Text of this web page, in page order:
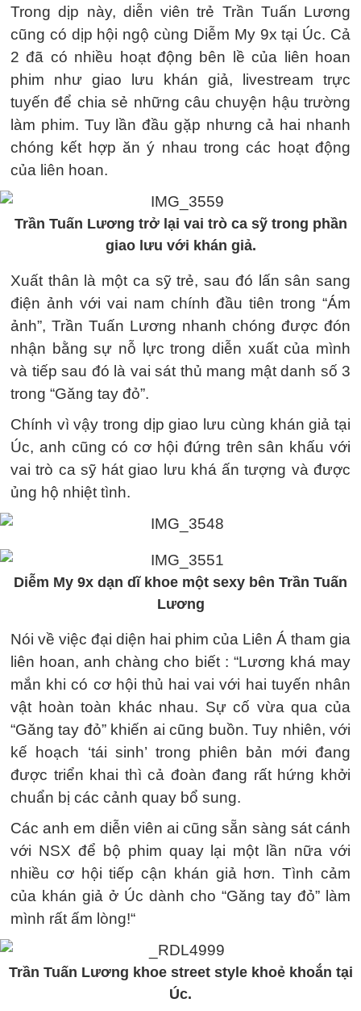
Trong dịp này, diễn viên trẻ Trần Tuấn Lương
cũng có dịp hội ngộ cùng Diễm My 9x tại Úc. Cả
2 đã có nhiều hoạt động bên lề của liên hoan
phim như giao lưu khán giả, livestream trực
tuyến để chia sẻ những câu chuyện hậu trường
làm phim. Tuy lần đầu gặp nhưng cả hai nhanh
chóng kết hợp ăn ý nhau trong các hoạt động
của liên hoan.
Trần Tuấn Lương trở lại vai trò ca sỹ trong phần
giao lưu với khán giả.
Xuất thân là một ca sỹ trẻ, sau đó lấn sân sang
điện ảnh với vai nam chính đầu tiên trong “Ám
ảnh”, Trần Tuấn Lương nhanh chóng được đón
nhận bằng sự nỗ lực trong diễn xuất của mình
và tiếp sau đó là vai sát thủ mang mật danh số 3
trong “Găng tay đỏ”.
Chính vì vậy trong dịp giao lưu cùng khán giả tại
Úc, anh cũng có cơ hội đứng trên sân khấu với
vai trò ca sỹ hát giao lưu khá ấn tượng và được
ủng hộ nhiệt tình.
Diễm My 9x dạn dĩ khoe một sexy bên Trần Tuấn
Lương
Nói về việc đại diện hai phim của Liên Á tham gia
liên hoan, anh chàng cho biết : “Lương khá may
mắn khi có cơ hội thủ hai vai với hai tuyến nhân
vật hoàn toàn khác nhau. Sự cố vừa qua của
“Găng tay đỏ” khiến ai cũng buồn. Tuy nhiên, với
kế hoạch ‘tái sinh’ trong phiên bản mới đang
được triển khai thì cả đoàn đang rất hứng khởi
chuẩn bị các cảnh quay bổ sung.
Các anh em diễn viên ai cũng sẵn sàng sát cánh
với NSX để bộ phim quay lại một lần nữa với
nhiều cơ hội tiếp cận khán giả hơn. Tình cảm
của khán giả ở Úc dành cho “Găng tay đỏ” làm
mình rất ấm lòng!“
Trần Tuấn Lương khoe street style khoẻ khoắn tại
Úc.